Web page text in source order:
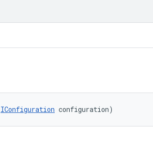
IConfiguration configuration)